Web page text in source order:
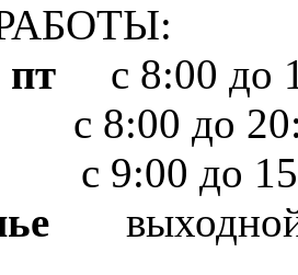
пт с 8:00 до
до
9:00 до